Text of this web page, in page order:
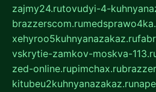
zajmy24.rutovudyi-4-
brazzerscom.ru
xehyroo5kuhnyanazakaz.ru
vskrytie-zamkov-moskva-
zed-online.rupimchax.ru
kitubeu2kuhnyanazakaz.ru